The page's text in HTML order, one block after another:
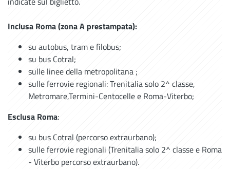
Inclusa Roma (zona A prestampata):
su autobus, tram e filobus;
su bus Cotral;
sulle linee della metropolitana ;
sulle ferrovie regionali: Trenitalia solo 2^ classe,
Metromare,Termini-Centocelle e Roma-Viterbo;
Esclusa Roma:
su bus Cotral (percorso extraurbano);
sulle ferrovie regionali (Trenitalia solo 2^ classe e Roma
- Viterbo percorso extraurbano).